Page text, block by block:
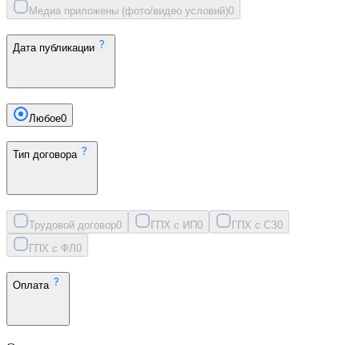
Медиа приложены (фото/видео условий)0
Дата публикации
Любое0
Тип договора
Трудовой договор0 ГПХ с ИП0 ГПХ с СЗ0
ГПХ с ФЛ 0
Оплата